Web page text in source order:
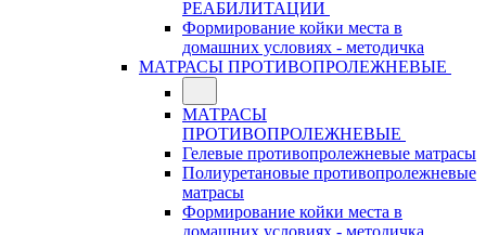
РЕАБИЛИТАЦИИ
Формирование койки места в
домашних условиях - методичка
МАТРАСЫ ПРОТИВОПРОЛЕЖНЕВЫЕ
МАТРАСЫ
ПРОТИВОПРОЛЕЖНЕВЫЕ
Гелевые противопролежневые матрасы
Полиуретановые противопролежневые
матрасы
Формирование койки места в
домашних условиях - методичка